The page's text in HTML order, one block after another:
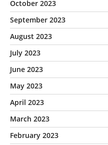
October 2023
September 2023
August 2023
July 2023
June 2023
May 2023
April 2023
March 2023
February 2023